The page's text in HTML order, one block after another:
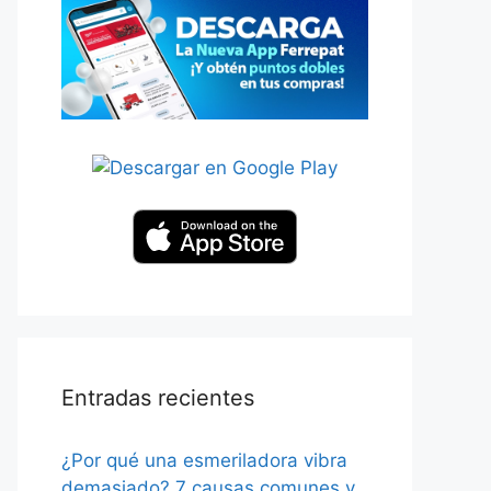
Entradas recientes
¿Por qué una esmeriladora vibra